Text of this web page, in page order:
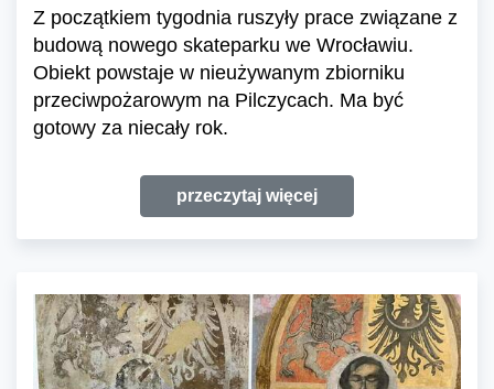
Z początkiem tygodnia ruszyły prace związane z
budową nowego skateparku we Wrocławiu.
Obiekt powstaje w nieużywanym zbiorniku
przeciwpożarowym na Pilczycach. Ma być
gotowy za niecały rok.
przeczytaj więcej